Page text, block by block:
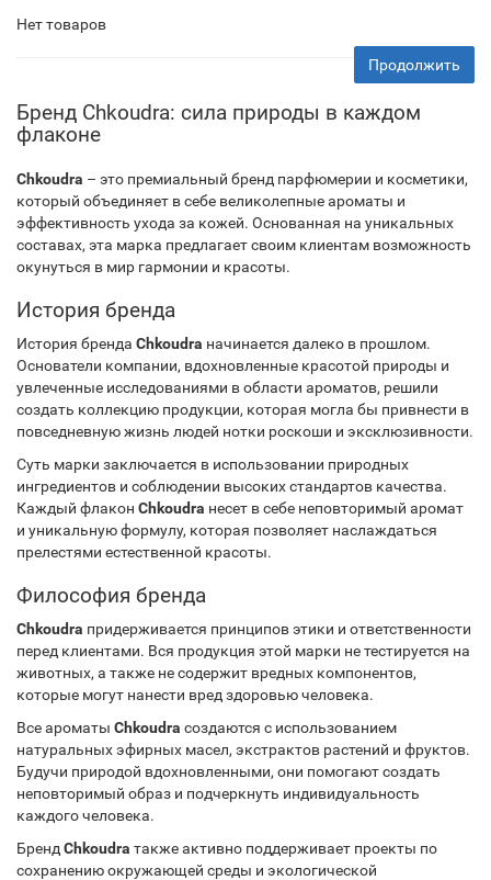
Нет товаров
Продолжить
Бренд Chkoudra: сила природы в каждом
флаконе
Chkoudra – это премиальный бренд парфюмерии и косметики,
который объединяет в себе великолепные ароматы и
эффективность ухода за кожей. Основанная на уникальных
составах, эта марка предлагает своим клиентам возможность
окунуться в мир гармонии и красоты.
История бренда
История бренда Chkoudra начинается далеко в прошлом.
Основатели компании, вдохновленные красотой природы и
увлеченные исследованиями в области ароматов, решили
создать коллекцию продукции, которая могла бы привнести в
повседневную жизнь людей нотки роскоши и эксклюзивности.
Суть марки заключается в использовании природных
ингредиентов и соблюдении высоких стандартов качества.
Каждый флакон Chkoudra несет в себе неповторимый аромат
и уникальную формулу, которая позволяет наслаждаться
прелестями естественной красоты.
Философия бренда
Chkoudra придерживается принципов этики и ответственности
перед клиентами. Вся продукция этой марки не тестируется на
животных, а также не содержит вредных компонентов,
которые могут нанести вред здоровью человека.
Все ароматы Chkoudra создаются с использованием
натуральных эфирных масел, экстрактов растений и фруктов.
Будучи природой вдохновленными, они помогают создать
неповторимый образ и подчеркнуть индивидуальность
каждого человека.
Бренд Chkoudra также активно поддерживает проекты по
сохранению окружающей среды и экологической